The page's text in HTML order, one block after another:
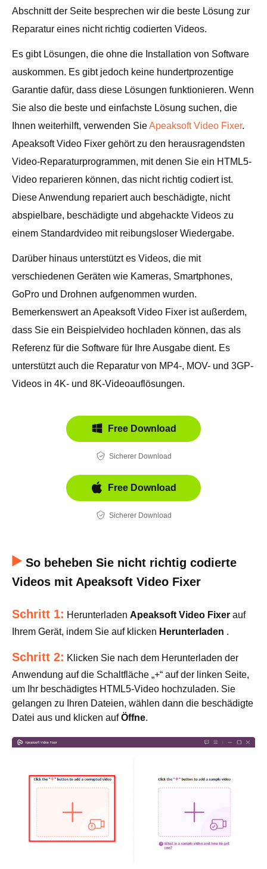
Abschnitt der Seite besprechen wir die beste Lösung zur
Reparatur eines nicht richtig codierten Videos.
Es gibt Lösungen, die ohne die Installation von Software
auskommen. Es gibt jedoch keine hundertprozentige
Garantie dafür, dass diese Lösungen funktionieren. Wenn
Sie also die beste und einfachste Lösung suchen, die
Ihnen weiterhilft, verwenden SieApeaksoft Video Fixer.
Apeaksoft Video Fixer gehört zu den herausragendsten
Video-Reparaturprogrammen, mit denen Sie ein HTML5-
Video reparieren können, das nicht richtig codiert ist.
Diese Anwendung repariert auch beschädigte, nicht
abspielbare, beschädigte und abgehackte Videos zu
einem Standardvideo mit reibungsloser Wiedergabe.
Darüber hinaus unterstützt es Videos, die mit
verschiedenen Geräten wie Kameras, Smartphones,
GoPro und Drohnen aufgenommen wurden.
Bemerkenswert an Apeaksoft Video Fixer ist außerdem,
dass Sie ein Beispielvideo hochladen können, das als
Referenz für die Software für Ihre Ausgabe dient. Es
unterstützt auch die Reparatur von MP4-, MOV- und 3GP-
Videos in 4K- und 8K-Videoauflösungen.
Free Download
Sicherer Download
Free Download
Sicherer Download
So beheben Sie nicht richtig codierte
Videos mit Apeaksoft Video Fixer
Schritt 1: Herunterladen Apeaksoft Video Fixer auf
Ihrem Gerät, indem Sie auf klicken Herunterladen .
Schritt 2: Klicken Sie nach dem Herunterladen der
Anwendung auf die Schaltfläche „+“ auf der linken Seite,
um Ihr beschädigtes HTML5-Video hochzuladen. Sie
gelangen zu Ihren Dateien, wählen dann die beschädigte
Datei aus und klicken aufÖffne.